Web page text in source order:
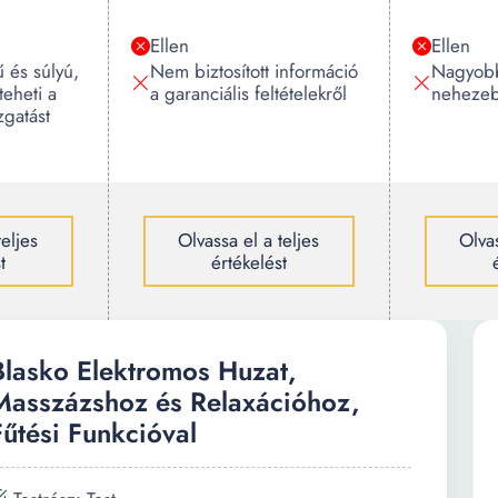
és súlyú,
a
Ellen
Nem biztosított információ
a garanciális feltételekről
Olvassa el a teljes
értékelést
Ellen
Elektromos Huzat,
és Relaxációhoz,
Funkcióval